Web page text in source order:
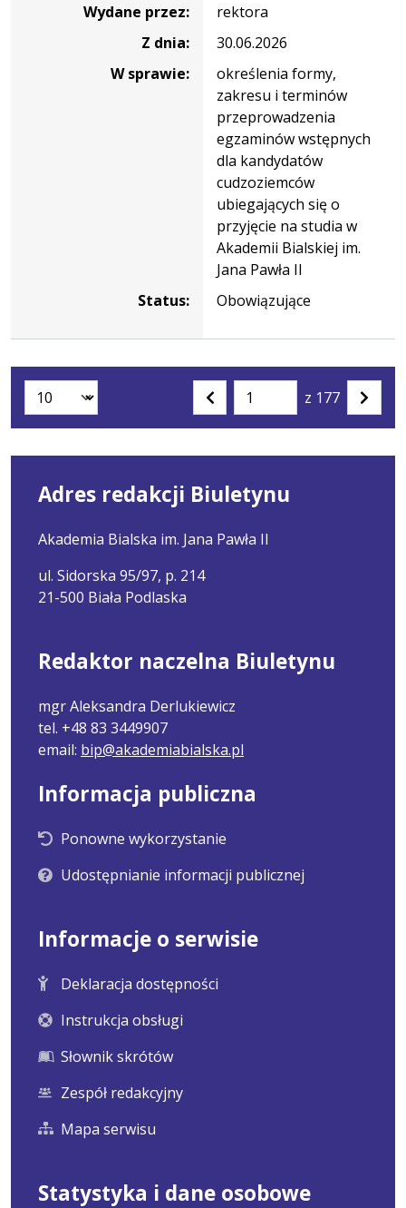
Wydane przez:
rektora
Z dnia:
30.06.2026
W sprawie:
określenia formy,
zakresu i terminów
przeprowadzenia
egzaminów wstępnych
dla kandydatów
cudzoziemców
ubiegających się o
przyjęcie na studia w
Akademii Bialskiej im.
Jana Pawła II
Status:
Obowiązujące
Liczba artykułów na stronie:
Poprzednia
Przejdź
do
z 177
Adres redakcji Biuletynu
Akademia Bialska im. Jana Pawła II
ul. Sidorska 95/97, p. 214
21-500 Biała Podlaska
Redaktor naczelna Biuletynu
mgr Aleksandra Derlukiewicz
tel. +48 83 3449907
email: bip@akademiabialska.pl
Informacja publiczna
Ponowne wykorzystanie
Udostępnianie informacji publicznej
Informacje o serwisie
Deklaracja dostępności
Instrukcja obsługi
Słownik skrótów
Zespół redakcyjny
Mapa serwisu
Statystyka i dane osobowe